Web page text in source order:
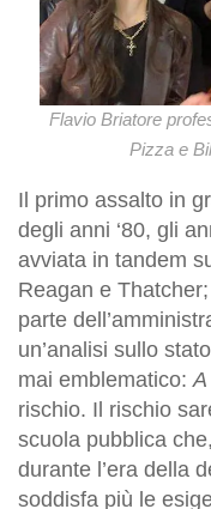
Flavio Briatore
Pizza e
Il primo assalto in
degli anni ‘80, gli
avviata in tandem
Reagan e
parte
un’analisi sullo
mai emblematico:
rischio. Il rischio
scuola pubblica
durante l’era della
soddisfa più le